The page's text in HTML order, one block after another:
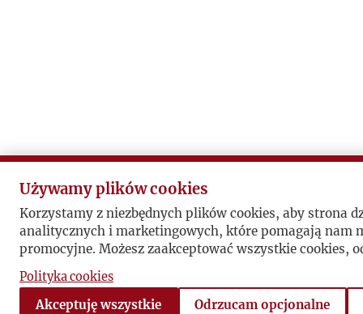
Używamy plików cookies
Korzystamy z niezbędnych plików cookies, aby strona
analitycznych i marketingowych, które pomagają nam
promocyjne. Możesz zaakceptować wszystkie cookies,
Polityka cookies
Akceptuję wszystkie Odrzucam opcjonalne